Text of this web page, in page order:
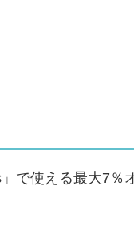
で使える最大7％